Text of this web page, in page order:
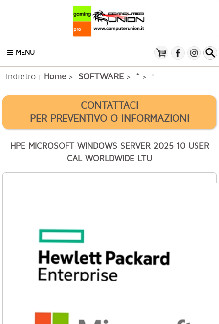
MENU
Indietro | Home> SOFTWARE > * > *
CONTATTACI
PER PREVENTIVO O INFORMAZIONI
HPE MICROSOFT WINDOWS SERVER 2025 10 USER
CAL WORLDWIDE LTU